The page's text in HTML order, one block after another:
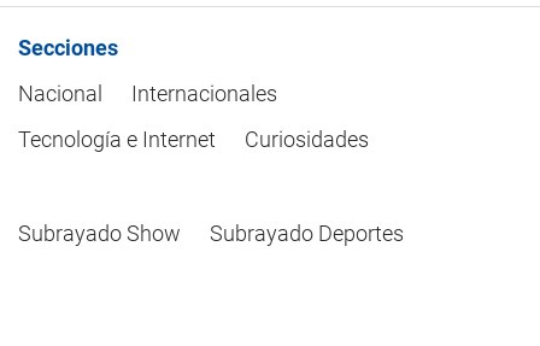
Secciones
Nacional
Internacionales
Tecnología e Internet
Curiosidades
Subrayado Show Subrayado Deportes